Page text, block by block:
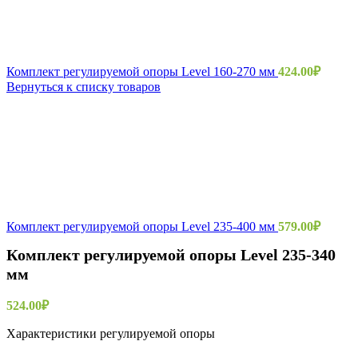
Комплект регулируемой опоры Level 160-270 мм 424.00₽
Вернуться к списку товаров
Комплект регулируемой опоры Level 235-400 мм 579.00₽
Комплект регулируемой опоры Level 235-340
мм
524.00₽
Характеристики регулируемой опоры